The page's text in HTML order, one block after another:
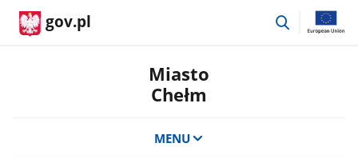
gov.pl
przejdź
Miasto
Chełm
MENU